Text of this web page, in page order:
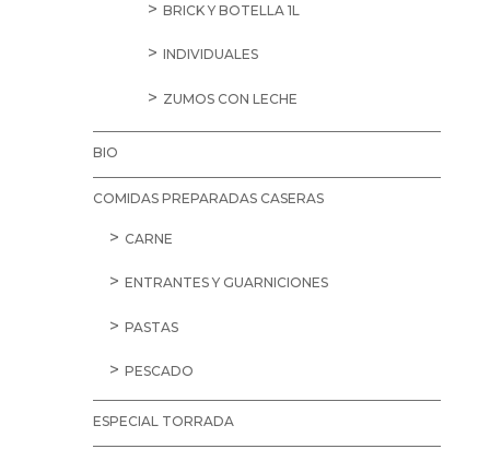
BRICK Y BOTELLA 1L
INDIVIDUALES
ZUMOS CON LECHE
BIO
COMIDAS PREPARADAS CASERAS
CARNE
ENTRANTES Y GUARNICIONES
PASTAS
PESCADO
ESPECIAL TORRADA